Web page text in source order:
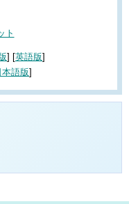
ト
] [英語版]
本語版]